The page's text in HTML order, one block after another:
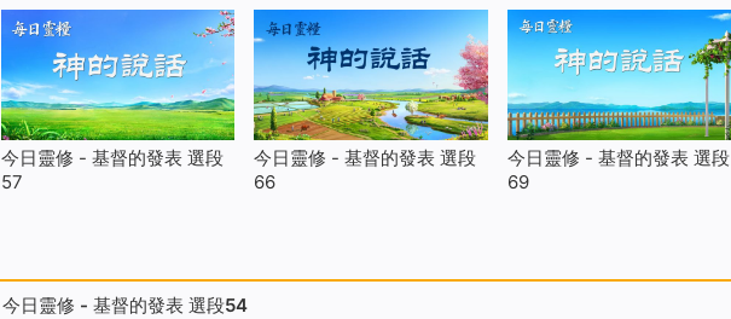
今日靈修 - 基督的發表 選段
57
今日靈修 - 基督的發表 選段
66
今日靈修 - 基督的發表 選段
69
今日靈修 - 基督的發表 選段54